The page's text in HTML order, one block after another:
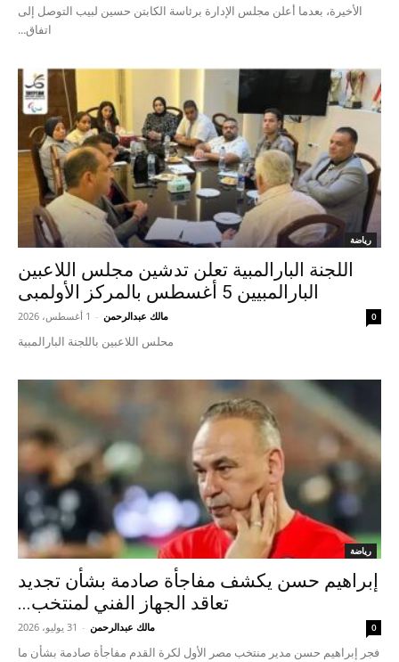
الأخيرة، بعدما أعلن مجلس الإدارة برئاسة الكابتن حسين لبيب التوصل إلى
اتفاق...
رياضة
اللجنة البارالمبية تعلن تدشين مجلس اللاعبين
البارالمبيين 5 أغسطس بالمركز الأولمبى
مالك عبدالرحمن - 1 أغسطس، 2026 0
محلس اللاعبين باللجنة البارالمبية
رياضة
إبراهيم حسن يكشف مفاجأة صادمة بشأن تجديد
تعاقد الجهاز الفني لمنتخب...
مالك عبدالرحمن - 31 يوليو، 2026 0
فجر إبراهيم حسن مدير منتخب مصر الأول لكرة القدم مفاجأة صادمة بشأن ما